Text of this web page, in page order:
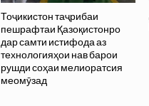
Тоҷикистон таҷрибаи
пешрафтаи Қазоқистонро
дар самти истифода аз
технологияҳои нав барои
рушди соҳаи мелиоратсия
меомӯзад